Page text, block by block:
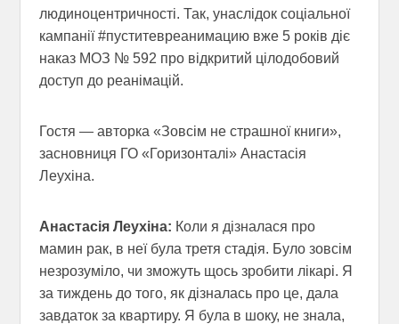
людиноцентричності. Так, унаслідок соціальної
кампанії #пуститевреанимацию вже 5 років діє
наказ МОЗ № 592 про відкритий цілодобовий
доступ до реанімацій.
Гостя — авторка «Зовсім не страшної книги»,
засновниця ГО «Горизонталі» Анастасія
Леухіна.
Анастасія Леухіна: Коли я дізналася про
мамин рак, в неї була третя стадія. Було зовсім
незрозуміло, чи зможуть щось зробити лікарі. Я
за тиждень до того, як дізналась про це, дала
завдаток за квартиру. Я була в шоку, не знала,